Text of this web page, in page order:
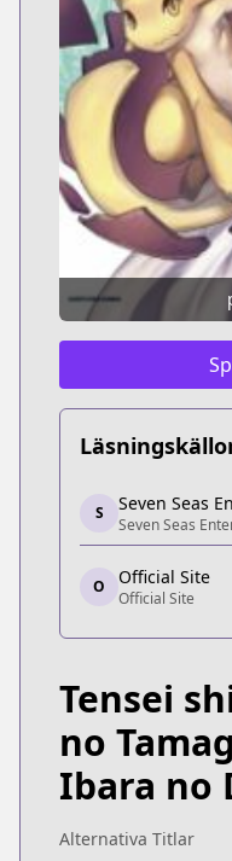
Seven Seas
Seven Seas
https://
Official Site
Official Site
https://comic-
S Seven Seas
Seven Seas
O Official Site
Official Site
Tensei
no
Ibara no
Alternativa Titlar